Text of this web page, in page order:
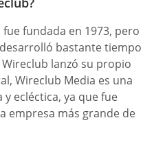
fundada en 1973, pero
bastante tiempo
lanzó su propio
Wireclub Media es una
ecléctica, ya que fue
empresa más grande de